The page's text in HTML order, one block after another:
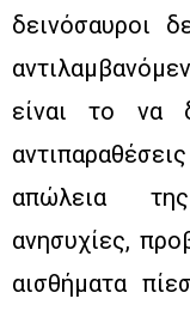
δεινόσαυροι
είναι το να
απώλεια
ανησυχίες,
αισθήματα